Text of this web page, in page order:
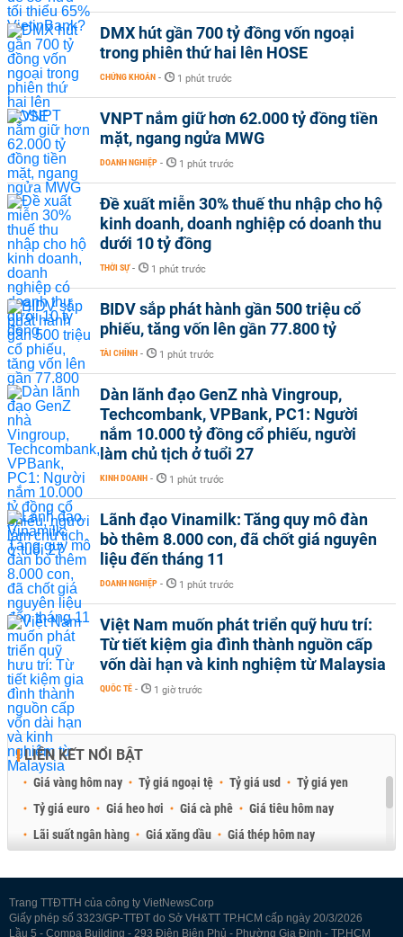
DMX hút gần 700 tỷ đồng vốn ngoại
trong phiên thứ hai lên HOSE
CHỨNG KHOÁN - 1 phút trước
VNPT nắm giữ hơn 62.000 tỷ đồng tiền
mặt, ngang ngửa MWG
DOANH NGHIỆP - 1 phút trước
Đề xuất miễn 30% thuế thu nhập cho hộ
kinh doanh, doanh nghiệp có doanh thu
dưới 10 tỷ đồng
THỜI SỰ - 1 phút trước
BIDV sắp phát hành gần 500 triệu cổ
phiếu, tăng vốn lên gần 77.800 tỷ
TÀI CHÍNH - 1 phút trước
Dàn lãnh đạo GenZ nhà Vingroup,
Techcombank, VPBank, PC1: Người
nắm 10.000 tỷ đồng cổ phiếu, người
làm chủ tịch ở tuổi 27
KINH DOANH - 1 phút trước
Lãnh đạo Vinamilk: Tăng quy mô đàn
bò thêm 8.000 con, đã chốt giá nguyên
liệu đến tháng 11
DOANH NGHIỆP - 1 phút trước
Việt Nam muốn phát triển quỹ hưu trí:
Từ tiết kiệm gia đình thành nguồn cấp
vốn dài hạn và kinh nghiệm từ Malaysia
QUỐC TẾ - 1 giờ trước
LIÊN KẾT NỔI BẬT
Giá vàng hôm nay Tỷ giá ngoại tệ Tỷ giá usd
Tỷ giá yen
Tỷ giá euro
Giá heo hơi Giá cà phê
Giá tiêu hôm nay
Lãi suất ngân hàng
Giá xăng dầu
Giá thép hôm nay
Trang TTĐTTH của công ty VietNewsCorp
Giấy phép số 3323/GP-TTĐT do Sở VH&TT TP.HCM cấp ngày 20/3/2026
Lầu 5 - Compa Building - 293 Điện Biên Phủ - Phường Gia Định - TP.HCM